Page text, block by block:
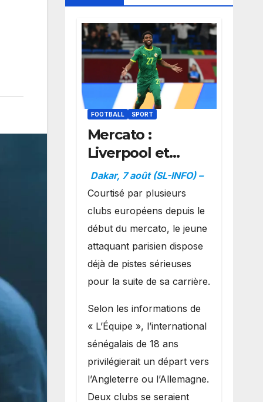
FOOTBALL SPORT
Mercato :
Liverpool et
Dortmund se
positionnent en
favoris pour
recruter Ibrahim
Mbaye
Dakar, 7 août (SL-INFO) –
Courtisé par plusieurs
clubs européens depuis le
début du mercato, le jeune
attaquant parisien dispose
déjà de pistes sérieuses
pour la suite de sa carrière.
Selon les informations de
« L’Équipe », l’international
sénégalais de 18 ans
privilégierait un départ vers
l’Angleterre ou l’Allemagne.
Deux clubs se seraient